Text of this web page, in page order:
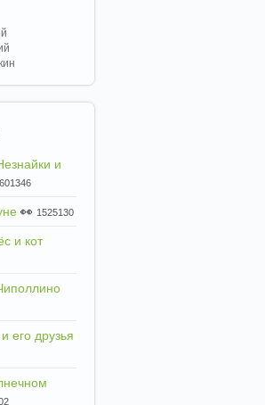
и
👀 1525130
и кот
его друзья